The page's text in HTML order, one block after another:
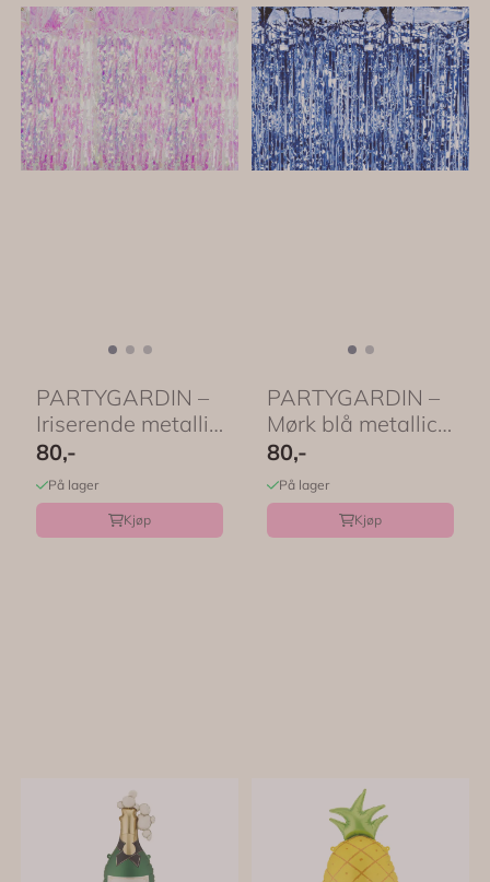
PARTYGARDIN –
Iriserende metallic
– PartyDeco
80,-
På lager
Kjøp
PARTYGARDIN –
Mørk blå metallic –
PartyDeco
80,-
På lager
Kjøp